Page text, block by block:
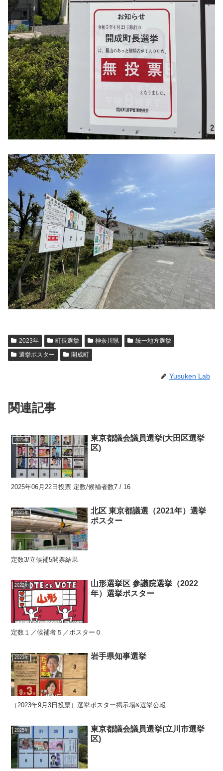
2023年 町長選挙 神奈川県
統一地方選挙
選挙ポスター
開成町
Yusuken Lab
関連記事
2025年
東京都議会議員選挙(大田区選挙
区)
2025年06月22日投票 定数/候補者数7 / 16
2021年
北区 東京都議選（2021年）選挙
ポスター
定数3/立候補5開票結果
2022年
山形選挙区 参議院選挙（2022
年）選挙ポスター
定数１／候補者５／ポスター０
2023年 岩手県知事選挙
（2023年9月3日投票）選挙ポスター掲示場&選挙公報
2025年
東京都議会議員選挙(立川市選挙
区)